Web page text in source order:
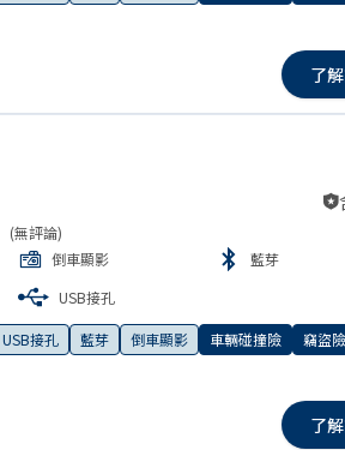
了
(無評論)
倒車顯影
藍芽
USB接孔
USB接孔 藍芽 倒車顯影 車輛碰撞險
竊盜險
了